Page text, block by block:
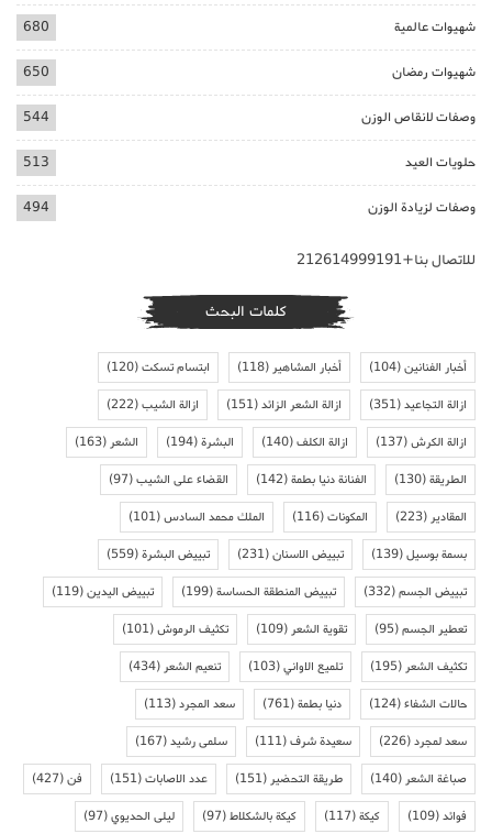
شهيوات عالمية 680
شهيوات رمضان 650
وصفات لانقاص الوزن 544
حلويات العيد 513
وصفات لزيادة الوزن 494
للاتصال بنا+212614999191
كلمات البحث
أخبار الفنانين(104) أخبار المشاهير(118) ابتسام تسكت(120)
ازالة التجاعيد(351) ازالة الشعر الزائد(151) ازالة الشيب(222)
ازالة الكرش(137) ازالة الكلف(140) البشرة(194) الشعر(163)
الطريقة(130) الفنانة دنيا بطمة(142) القضاء على الشيب(97)
المقادير(223) المكونات(116) الملك محمد السادس(101)
بسمة بوسيل(139) تبييض الاسنان(231) تبييض البشرة(559)
تبييض الجسم(332) تبييض المنطقة الحساسة(199) تبييض اليدين(119)
تعطير الجسم(95) تقوية الشعر(109) تكثيف الرموش(101)
تكثيف الشعر(195) تلميع الاواني(103) تنعيم الشعر(434)
حالات الشفاء(124) دنيا بطمة(761) سعد المجرد(113)
سعد لمجرد(226) سعيدة شرف(111) سلمى رشيد(167)
صباغة الشعر(140) طريقة التحضير(151) عدد الاصابات(151) فن(427)
فوائد(109) كيكة(117) كيكة بالشكلاط(97) ليلى الحديوي(97)